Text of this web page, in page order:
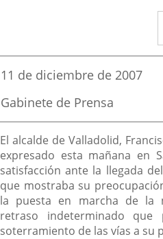
Fecha
la
noticia
11 de diciembre de 2007
Fuente
la
noticia
Gabinete de Prensa
Descripción
El alcalde de Valladolid,
expresado esta mañana en
satisfacción ante la llegada
que mostraba su
la puesta en marcha de la
retraso indeterminado
soterramiento de las vías a su